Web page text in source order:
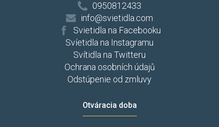
0950812433
info@svietidla.com
Svietidla na Facebooku
Svíetidla na Instagramu
Svítidla na Twitteru
Ochrana osobních údajů
Odstúpenie od zmluvy
Otváracia doba